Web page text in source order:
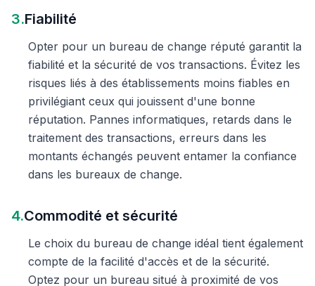
3.Fiabilité
Opter pour un bureau de change réputé garantit la
fiabilité et la sécurité de vos transactions. Évitez les
risques liés à des établissements moins fiables en
privilégiant ceux qui jouissent d'une bonne
réputation. Pannes informatiques, retards dans le
traitement des transactions, erreurs dans les
montants échangés peuvent entamer la confiance
dans les bureaux de change.
4.Commodité et sécurité
Le choix du bureau de change idéal tient également
compte de la facilité d'accès et de la sécurité.
Optez pour un bureau situé à proximité de vos